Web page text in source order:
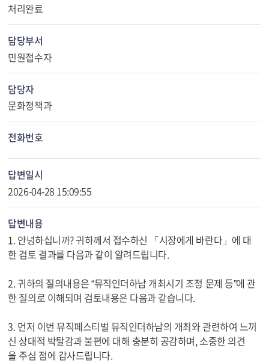
처리완료
담당부서
민원접수자
담당자
문화정책과
전화번호
답변일시
2026-04-28 15:09:55
답변내용
1. 안녕하십니까? 귀하께서 접수하신 「시장에게 바란다」에 대
한 검토 결과를 다음과 같이 알려드립니다.
2. 귀하의 질의내용은 “뮤직인더하남 개최시기 조정 문제 등”에 관
한 질의로 이해되며 검토내용은 다음과 같습니다.
3. 먼저 이번 뮤직페스티벌 뮤직인더하남의 개최와 관련하여 느끼
신 상대적 박탈감과 불편에 대해 충분히 공감하며, 소중한 의견
을 주심 점에 감사드립니다.